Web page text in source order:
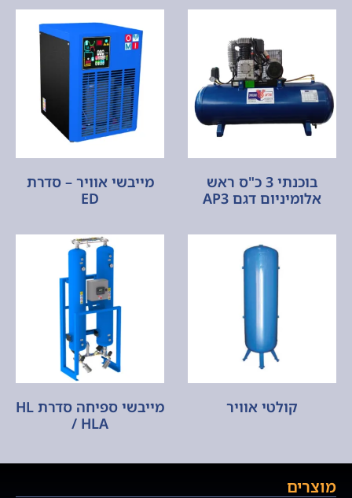
בוכנתי 3 כ"ס ראש
אלומיניום דגם AP3
מייבשי אוויר – סדרת
ED
קולטי אוויר
מייבשי ספיחה סדרת HL
/ HLA
מוצרים